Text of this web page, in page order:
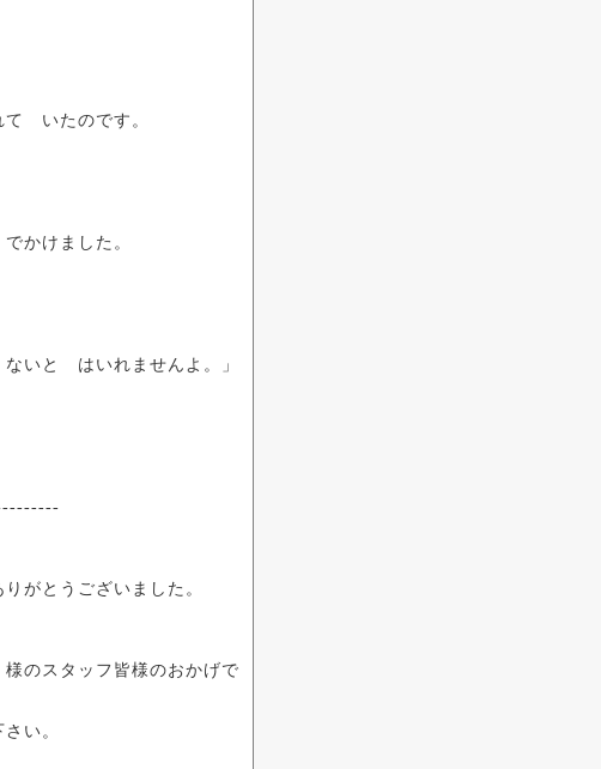
いたのです。
かけました。
いと はいれませんよ。」
がとうございました。
のスタッフ皆様のおかげで
い。